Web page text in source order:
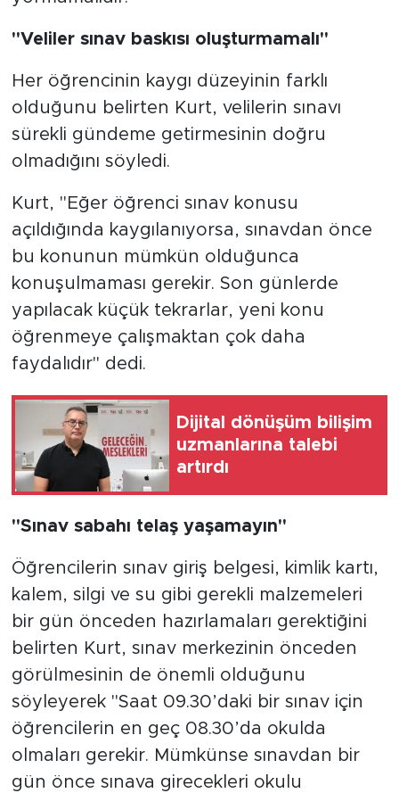
"Veliler sınav baskısı oluşturmamalı"
Her öğrencinin kaygı düzeyinin farklı
olduğunu belirten Kurt, velilerin sınavı
sürekli gündeme getirmesinin doğru
olmadığını söyledi.
Kurt, "Eğer öğrenci sınav konusu
açıldığında kaygılanıyorsa, sınavdan önce
bu konunun mümkün olduğunca
konuşulmaması gerekir. Son günlerde
yapılacak küçük tekrarlar, yeni konu
öğrenmeye çalışmaktan çok daha
faydalıdır" dedi.
Dijital dönüşüm bilişim
uzmanlarına talebi
artırdı
"Sınav sabahı telaş yaşamayın"
Öğrencilerin sınav giriş belgesi, kimlik kartı,
kalem, silgi ve su gibi gerekli malzemeleri
bir gün önceden hazırlamaları gerektiğini
belirten Kurt, sınav merkezinin önceden
görülmesinin de önemli olduğunu
söyleyerek "Saat 09.30’daki bir sınav için
öğrencilerin en geç 08.30’da okulda
olmaları gerekir. Mümkünse sınavdan bir
gün önce sınava girecekleri okulu